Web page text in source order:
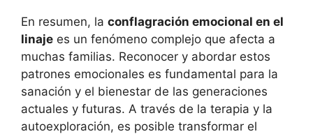
En resumen, la conflagración emocional en el
linaje es un fenómeno complejo que afecta a
muchas familias. Reconocer y abordar estos
patrones emocionales es fundamental para la
sanación y el bienestar de las generaciones
actuales y futuras. A través de la terapia y la
autoexploración, es posible transformar el